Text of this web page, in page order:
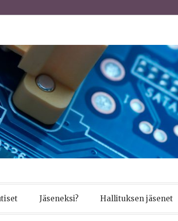
Jäseneksi? Hallituksen jäsenet